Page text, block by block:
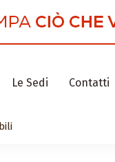
Le Sedi Contatti